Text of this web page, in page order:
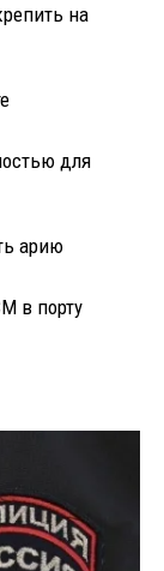
на
для
арию
в порту